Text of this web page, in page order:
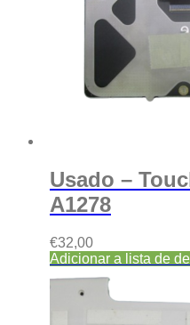
Usado –
A1278
€32,00
Adicionar a lista de